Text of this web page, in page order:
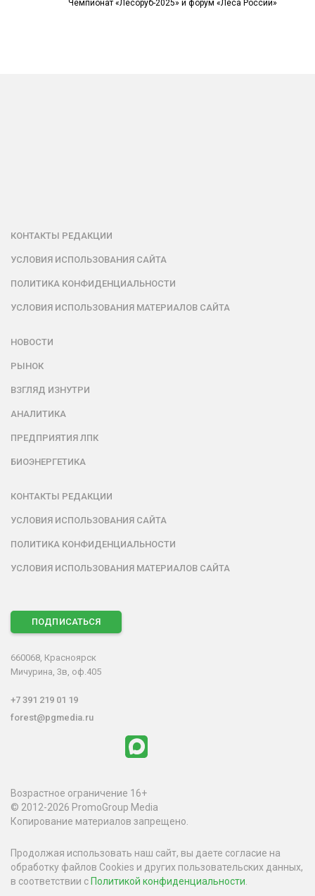
Чемпионат «Лесоруб-2025» и форум «Леса России»
КОНТАКТЫ РЕДАКЦИИ
УСЛОВИЯ ИСПОЛЬЗОВАНИЯ САЙТА
ПОЛИТИКА КОНФИДЕНЦИАЛЬНОСТИ
УСЛОВИЯ ИСПОЛЬЗОВАНИЯ МАТЕРИАЛОВ САЙТА
НОВОСТИ
РЫНОК
ВЗГЛЯД ИЗНУТРИ
АНАЛИТИКА
ПРЕДПРИЯТИЯ ЛПК
БИОЭНЕРГЕТИКА
КОНТАКТЫ РЕДАКЦИИ
УСЛОВИЯ ИСПОЛЬЗОВАНИЯ САЙТА
ПОЛИТИКА КОНФИДЕНЦИАЛЬНОСТИ
УСЛОВИЯ ИСПОЛЬЗОВАНИЯ МАТЕРИАЛОВ САЙТА
ПОДПИСАТЬСЯ
660068, Красноярск
Мичурина, 3в, оф.405
+7 391 219 01 19
forest@pgmedia.ru
Возрастное ограничение 16+
© 2012-2026 PromoGroup Media
Копирование материалов запрещено.
Продолжая использовать наш сайт, вы даете согласие на
обработку файлов Cookies и других пользовательских данных,
в соответствии с Политикой конфиденциальности.